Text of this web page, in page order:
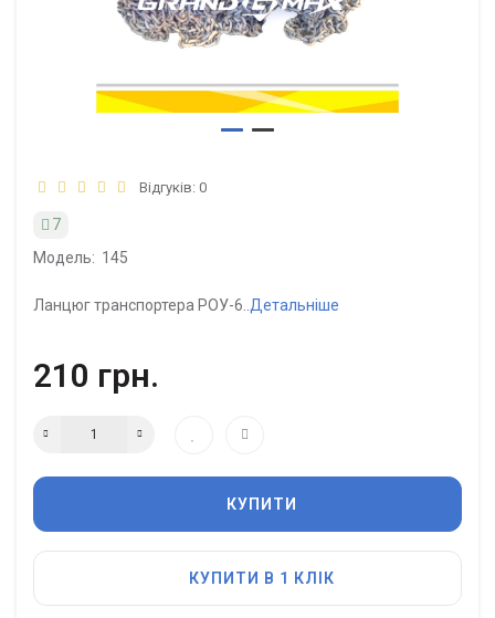
Відгуків: 0
7
Модель: 145
Ланцюг транспортера РОУ-6.. Детальніше
210 грн.
КУПИТИ
КУПИТИ В 1 КЛІК